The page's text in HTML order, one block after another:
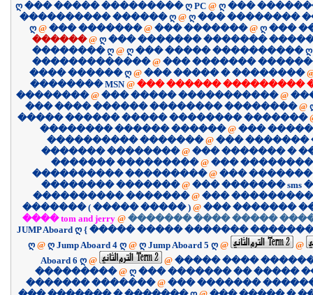
ღ ��� ����� ��������� ღ PC @ ღ ���
���������� ������ ღ @ ღ ��� ��������
ღ @ ��� ������� @ ��� ������� @ ღ ���
������ @ ღ ��� ������� �������
�������� ღ @ ღ ��� ����� ���������� ღ
������������� @ ��� �������
���� ������ ღ @ ��� ����� � ��������
�������� MSN @ ��� ������ ���������
�������� @ ��� ����� ����������� @
��� ���� ������ �������� �������� @
����� ������ ����� �������� �������
�������� ������ ������ @ ���
���������� ������� @ ��� �������
������� �������� @ ��� ������� �
������� ��������� @ ���
���������� ��������� @ ���
�������� ������� @ ��� ������� sms �
���������� ������� @ ���
������� ( ����� ����� ) @ ��� �������
���� tom and jerry @ ������� ���� �����
JUMP Aboard ღ { ����� ����� �������
ღ @ ღ Jump Aboard 4 ღ @ ღ Jump Aboard 5 ღ @
@
Aboard 6 ღ @ @ ����� ����
��������� @ ღ ��� ������� �� �����
������� ������� @ ��� �������